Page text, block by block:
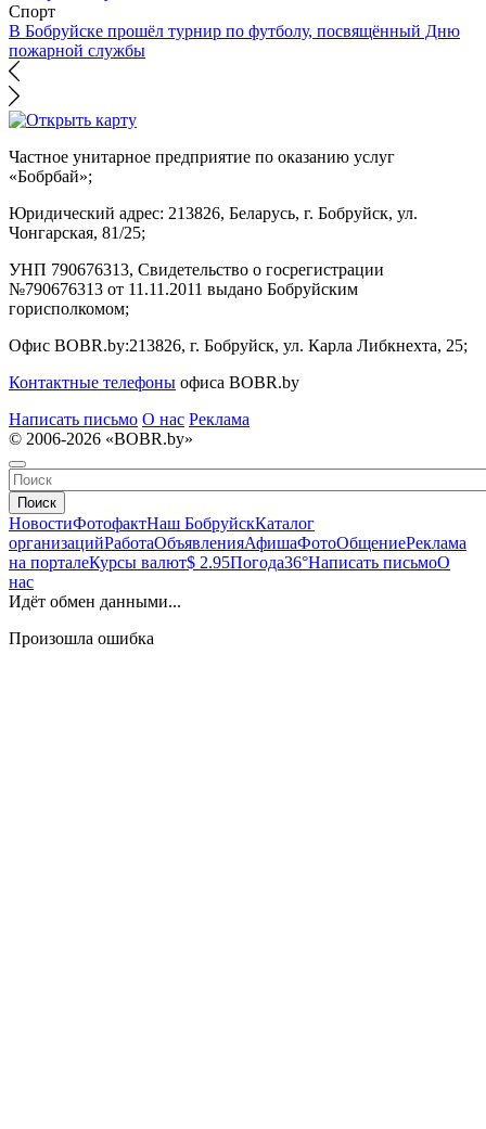
Спорт
В Бобруйске прошёл турнир по футболу, посвящённый Дню
пожарной службы
Частное унитарное предприятие по оказанию услуг
«Бобрбай»;
Юридический адрес: 213826, Беларусь, г. Бобруйск, ул.
Чонгарская, 81/25;
УНП 790676313, Свидетельство о госрегистрации
№790676313 от 11.11.2011 выдано Бобруйским
горисполкомом;
Офис BOBR.by:213826, г. Бобруйск, ул. Карла Либкнехта, 25;
Контактные телефоны офиса BOBR.by
Написать письмо О нас Реклама
© 2006-2026 «BOBR.by»
Поиск
НовостиФотофактНаш БобруйскКаталог
организацийРаботаОбъявленияАфишаФотоОбщениеРеклама
на порталеКурсы валют$ 2.95Погода36°Написать письмоО
нас
Идёт обмен данными...
Произошла ошибка